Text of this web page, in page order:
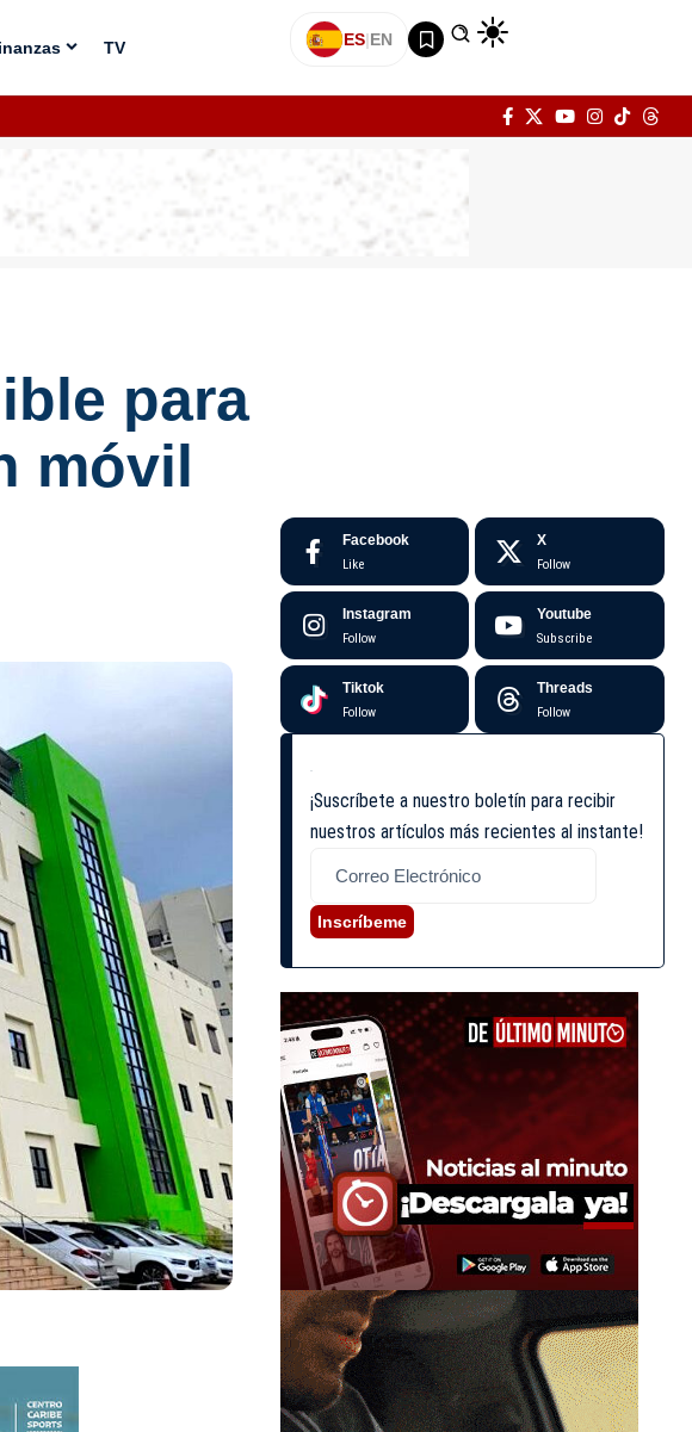
TV ES|EN
para
móvil
Facebook
Like
X
Follow
Instagram
Follow
Youtube
Subscribe
Tiktok
Follow
Threads
Follow
¡Suscríbete a nuestro boletín para recibir
nuestros artículos más recientes al instante!
Inscríbeme